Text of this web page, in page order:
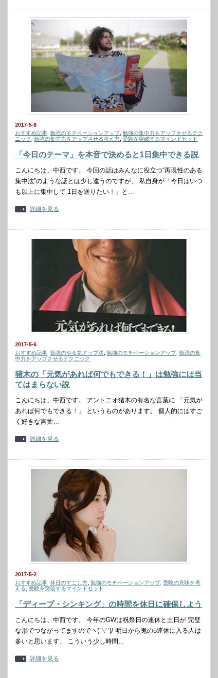
2017-5-8
おすすめ記事 勉強のモチベーションアップ, 勉強の集中力をアップさせるテク
ニック
勉強の集中力をアップさせる考え方 受験を突破するマインドセット
「今日のテーマ」を本音で決めると1日集中できる説
こんにちは、中西です。 今回の話はみんなに役立つ“再現性のある
集中法”のような話とは少し違うのですが、 私自身が「今日はいつ
も以上に集中して 1日を送りたい！」と…
詳細を見る
2017-5-6
おすすめ記事 勉強のやる気アップ法 勉強のモチベーションアップ, 勉強の集
中力をアップさせるテクニック
猪木の「元気があれば何でもできる！」は勉強には当
てはまらない説
こんにちは、中西です。 アントニオ猪木の有名な言葉に 「元気が
あれば何でもできる！」 というものがあります。 個人的にはすご
く好きな言葉…
詳細を見る
2017-5-2
おすすめ記事 休日のすごし方 勉強のモチベーションアップ, 受験の意味を考
える 受験を突破するマインドセット
「ディープ・シンキング」の時間を休日に確保しよう
こんにちは、中西です。 今年のGWは祝祭日の連休と土日が 完璧
な形でつながってますのでヽ(´▽`)/ 明日から鬼の5連休に入る人は
多いと思います。 こういう少し時間…
詳細を見る